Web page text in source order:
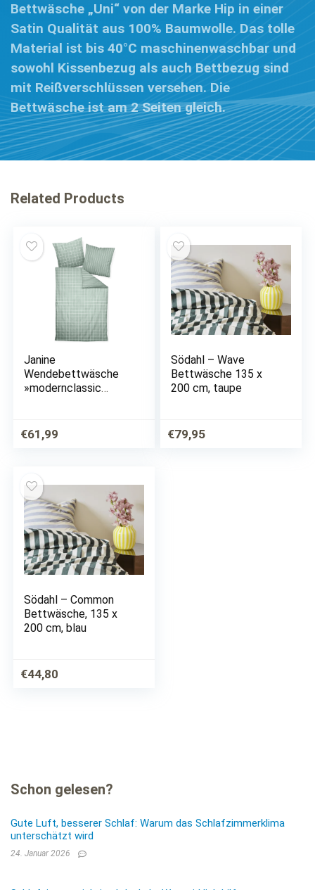
Bettwäsche „Uni“ von der Marke Hip in einer
Satin Qualität aus 100% Baumwolle. Das tolle
Material ist bis 40°C maschinenwaschbar und
sowohl Kissenbezug als auch Bettbezug sind
mit Reißverschlüssen versehen. Die
Bettwäsche ist am 2 Seiten gleich.
Related Products
Janine
Wendebettwäsche
»modernclassic
€61,99
Södahl – Wave
Bettwäsche 135 x
200 cm, taupe
€79,95
Södahl – Common
Bettwäsche, 135 x
200 cm, blau
€44,80
Schon gelesen?
Gute Luft, besserer Schlaf: Warum das Schlafzimmerklima
unterschätzt wird
24. Januar 2026